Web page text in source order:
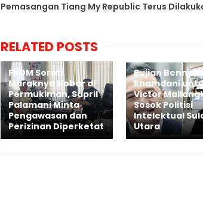
Pemasangan Tiang My Republic Terus
RELATED POSTS
FKDM Soroti
Maraknya Nobar di
Permukiman, Sapril
Palamani Minta
Pengawasan dan
Perizinan Diperketat
Pujian Benny
Rhamdani
Victor
Sosok Politisi
Intelektual
Utara